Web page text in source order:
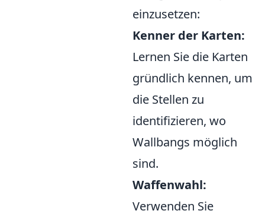
einzusetzen:
Kenner der Karten:
Lernen Sie die Karten
gründlich kennen, um
die Stellen zu
identifizieren, wo
Wallbangs möglich
sind.
Waffenwahl:
Verwenden Sie